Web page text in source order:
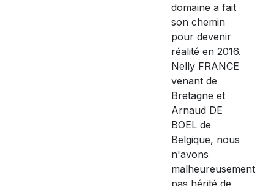
domaine a fait
son chemin
pour devenir
réalité en 2016.
Nelly FRANCE
venant de
Bretagne et
Arnaud DE
BOEL de
Belgique, nous
n'avons
malheureusement
pas hérité de